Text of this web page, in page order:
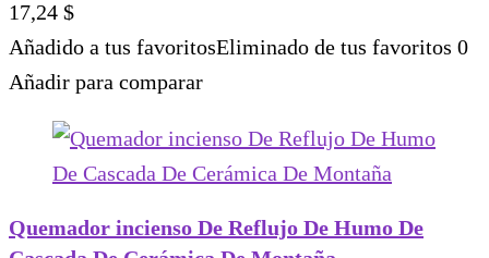
17,24 $
Añadido a tus favoritosEliminado de tus favoritos 0
Añadir para comparar
Quemador incienso De Reflujo De Humo De